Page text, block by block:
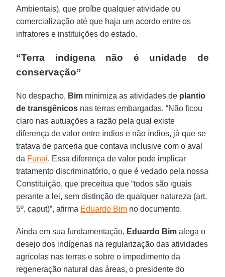
Ambientais), que proíbe qualquer atividade ou
comercialização até que haja um acordo entre os
infratores e instituições do estado.
“Terra indígena não é unidade de
conservação”
No despacho, Bim minimiza as atividades de plantio
de transgênicos nas terras embargadas. “Não ficou
claro nas autuações a razão pela qual existe
diferença de valor entre índios e não índios, já que se
tratava de parceria que contava inclusive com o aval
da Funai. Essa diferença de valor pode implicar
tratamento discriminatório, o que é vedado pela nossa
Constituição, que preceitua que “todos são iguais
perante a lei, sem distinção de qualquer natureza (art.
5º, caput)”, afirma Eduardo Bim no documento.
Ainda em sua fundamentação, Eduardo Bim alega o
desejo dos indígenas na regularização das atividades
agrícolas nas terras e sobre o impedimento da
regeneração natural das áreas, o presidente do